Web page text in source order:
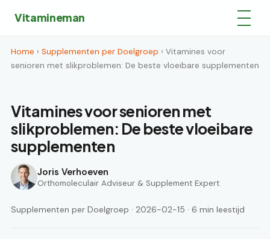
Vitamineman
Home › Supplementen per Doelgroep › Vitamines voor
senioren met slikproblemen: De beste vloeibare supplementen
Vitamines voor senioren met
slikproblemen: De beste vloeibare
supplementen
Joris Verhoeven
Orthomoleculair Adviseur & Supplement Expert
Supplementen per Doelgroep · 2026-02-15 · 6 min leestijd